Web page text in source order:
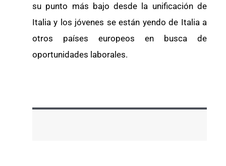
su punto más bajo desde la unificación de
Italia y los jóvenes se están yendo de Italia a
otros países europeos en busca de
oportunidades laborales.